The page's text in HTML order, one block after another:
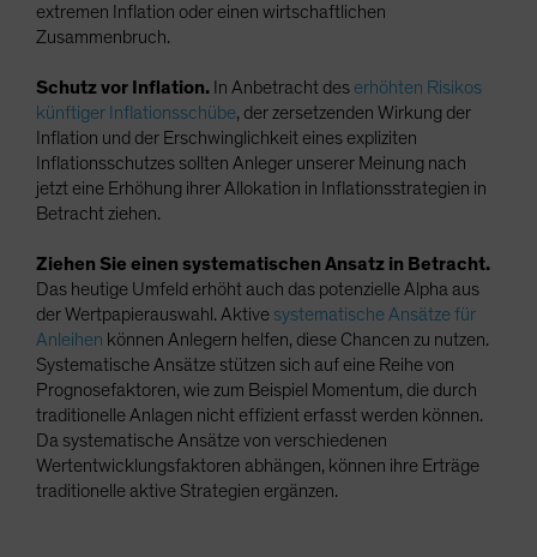
extremen Inflation oder einen wirtschaftlichen
Zusammenbruch.
Schutz vor Inflation. In Anbetracht des erhöhten Risikos
künftiger Inflationsschübe, der zersetzenden Wirkung der
Inflation und der Erschwinglichkeit eines expliziten
Inflationsschutzes sollten Anleger unserer Meinung nach
jetzt eine Erhöhung ihrer Allokation in Inflationsstrategien in
Betracht ziehen.
Ziehen Sie einen systematischen Ansatz in Betracht.
Das heutige Umfeld erhöht auch das potenzielle Alpha aus
der Wertpapierauswahl. Aktive systematische Ansätze für
Anleihen können Anlegern helfen, diese Chancen zu nutzen.
Systematische Ansätze stützen sich auf eine Reihe von
Prognosefaktoren, wie zum Beispiel Momentum, die durch
traditionelle Anlagen nicht effizient erfasst werden können.
Da systematische Ansätze von verschiedenen
Wertentwicklungsfaktoren abhängen, können ihre Erträge
traditionelle aktive Strategien ergänzen.